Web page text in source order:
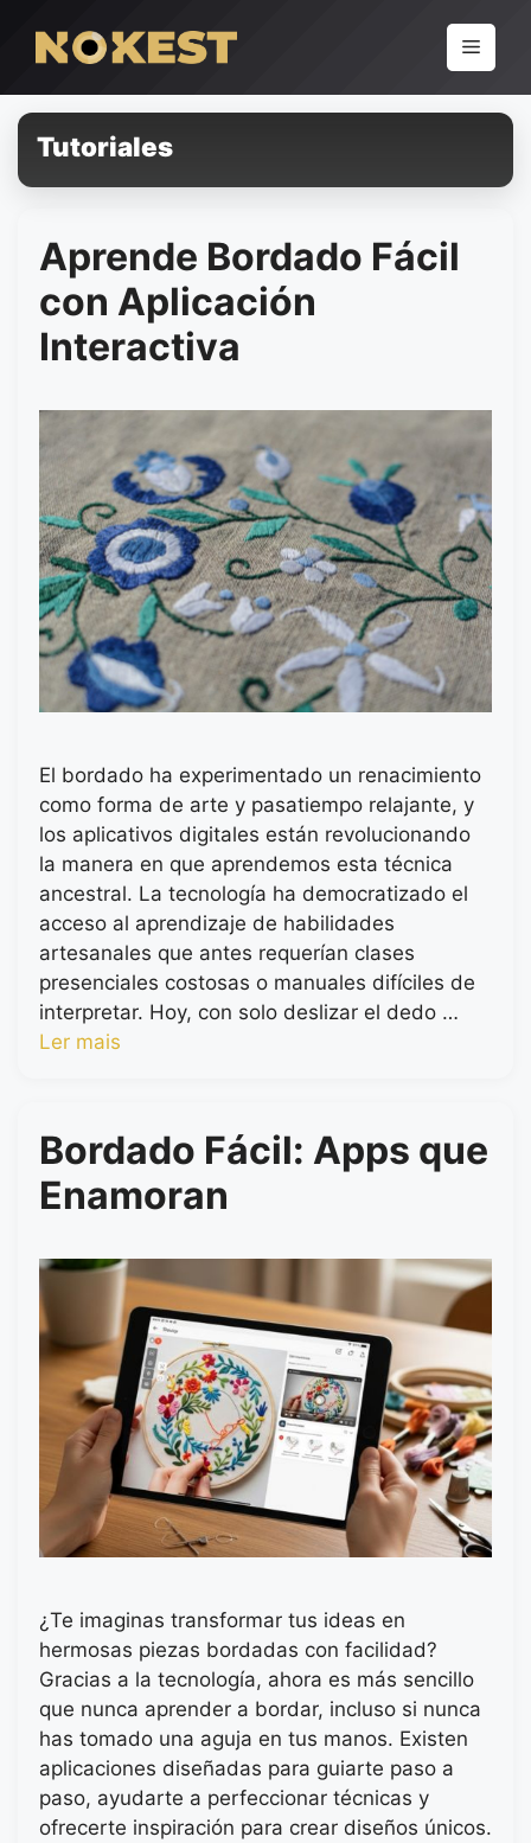
conteúdo
Menu
Tutoriales
Aprende Bordado Fácil
con Aplicación
Interactiva
El bordado ha experimentado un renacimiento
como forma de arte y pasatiempo relajante, y
los aplicativos digitales están revolucionando
la manera en que aprendemos esta técnica
ancestral. La tecnología ha democratizado el
acceso al aprendizaje de habilidades
artesanales que antes requerían clases
presenciales costosas o manuales difíciles de
interpretar. Hoy, con solo deslizar el dedo …
Ler mais
Bordado Fácil: Apps que
Enamoran
¿Te imaginas transformar tus ideas en
hermosas piezas bordadas con facilidad?
Gracias a la tecnología, ahora es más sencillo
que nunca aprender a bordar, incluso si nunca
has tomado una aguja en tus manos. Existen
aplicaciones diseñadas para guiarte paso a
paso, ayudarte a perfeccionar técnicas y
ofrecerte inspiración para crear diseños únicos.